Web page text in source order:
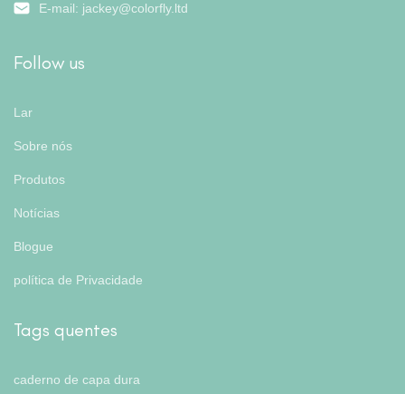
E-mail: jackey@colorfly.ltd
Follow us
Lar
Sobre nós
Produtos
Notícias
Blogue
política de Privacidade
Tags quentes
caderno de capa dura